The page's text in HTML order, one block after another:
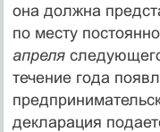
она должна
по месту
ап­реля
течение года
декларация